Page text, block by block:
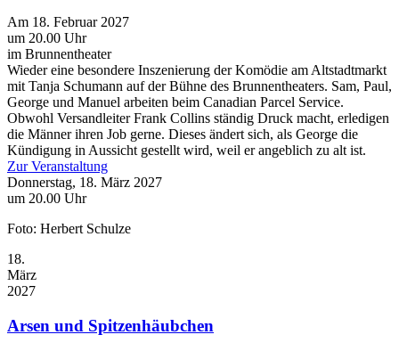
Am 18. Februar 2027
um 20.00 Uhr
im Brunnentheater
Wieder eine besondere Inszenierung der Komödie am Altstadtmarkt
mit Tanja Schumann auf der Bühne des Brunnentheaters. Sam, Paul,
George und Manuel arbeiten beim Canadian Parcel Service.
Obwohl Versandleiter Frank Collins ständig Druck macht, erledigen
die Männer ihren Job gerne. Dieses ändert sich, als George die
Kündigung in Aussicht gestellt wird, weil er angeblich zu alt ist.
Zur Veranstaltung
Donnerstag, 18. März 2027
um 20.00 Uhr
Foto: Herbert Schulze
18.
März
2027
Arsen und Spitzenhäubchen